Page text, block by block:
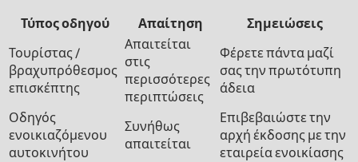
Τύπος οδηγού Απαίτηση
Σημειώσεις
Τουρίστας /
βραχυπρόθεσμος
επισκέπτης
Απαιτείται
στις
περισσότερες
περιπτώσεις
Φέρετε πάντα μαζί
σας την πρωτότυπη
άδεια
Οδηγός
ενοικιαζόμενου
αυτοκινήτου
Συνήθως
απαιτείται
Επιβεβαιώστε την
αρχή έκδοσης με την
εταιρεία ενοικίασης